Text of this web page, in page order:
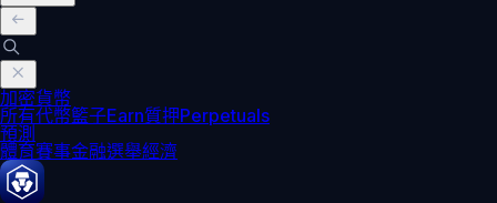
加密貨幣
所有代幣籃子Earn質押Perpetuals
預測
體育賽事金融選舉經濟